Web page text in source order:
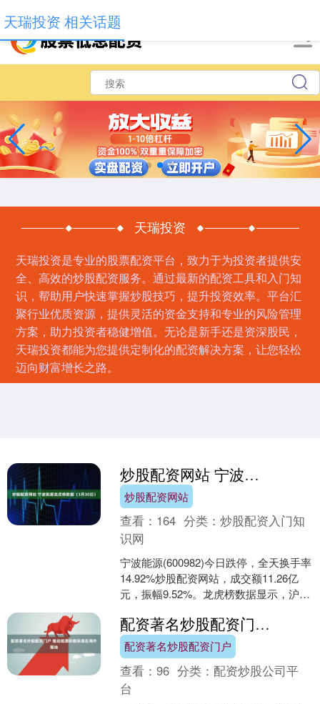
天瑞投资
天瑞投资是专业的股票配资平台，致力于为投资者提供安
全、高效的炒股配资服务。通过最新的配资工具和入门知
识，帮助用户快速掌握炒股技巧，提升投资效率。平台汇
聚行业优质资源，提供灵活的资金支持和专业的风险管理
方案，助力投资者稳健增值。无论是新手还是资深股民，
天瑞投资都能为您提供定制化的配资解决方案，让您轻松
迈向财富增长之路。
天瑞投资 相关话题
炒股配资网站 宁波能源龙虎榜数据（3月30日）
炒股配资网站
查看： 164 分类：炒股配资入门知
识网
宁波能源(600982)今日跌停，全天换手率
14.92%炒股配资网站，成交额11.26亿
元，振幅9.52%。龙虎榜数据显示，沪股
配资著名炒股配资门户 推动能源职教标准在海外落地
配资著名炒股配资门户
查看：96 分类：配资炒股公司平
台